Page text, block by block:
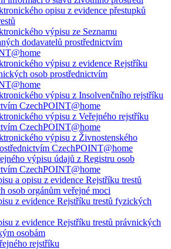
opisu z evidence přestupků
výpisu ze Seznamu
dodavatelů prostřednictvím
výpisu z evidence Rejstříku
osob prostřednictvím
výpisu z Insolvenčního rejstříku
CzechPOINT@home
výpisu z Veřejného rejstříku
CzechPOINT@home
výpisu z Živnostenského
CzechPOINT@home
výpisu údajů z Registru osob
CzechPOINT@home
a opisu z evidence Rejstříku trestů
osob orgánům veřejné moci
z evidence Rejstříku trestů fyzických
z evidence Rejstříku trestů právnických
osobám
rejstříku